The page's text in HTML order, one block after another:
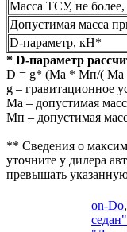
Масса ТСУ, не более,
Допустимая масса
D-параметр, кН*
* D-параметр
D = g* (Mа * Мп/( Mа
g – гравитационное
Mа – допустимая
Мп – допустимая
** Сведения о
уточните у дилера
превышать
on-Do,
седан"